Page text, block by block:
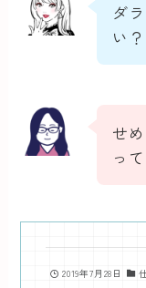
ダ
い？
せ
っ
2019年7月28日